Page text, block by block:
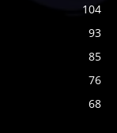
104
93
85
76
68